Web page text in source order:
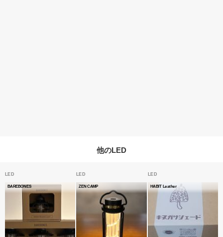
他のLED
LED
BAREBONES
LED
ZEN CAMP
LED
HABIT Leather